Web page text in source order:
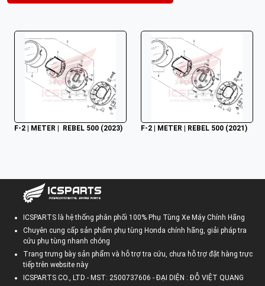
F-2 | METER |  REBEL 500 (2023) F-2 | METER | REBEL 500 (2021)
ICSPARTS là hệ thống phân phối 100% Phụ Tùng Xe Máy Chính Hãng
Chuyên cung cấp sản phẩm phụ tùng Honda chính hãng, giải pháp tra
cứu phụ tùng nhanh chóng
Trang trưng bày sản phẩm và hỗ trợ tra cứu, chưa hỗ trợ đặt hàng trực
tiếp trên website này
ICSPARTS CO., LTD - MST: 2500737606 - ĐẠI DIỆN : ĐỖ VIỆT QUANG